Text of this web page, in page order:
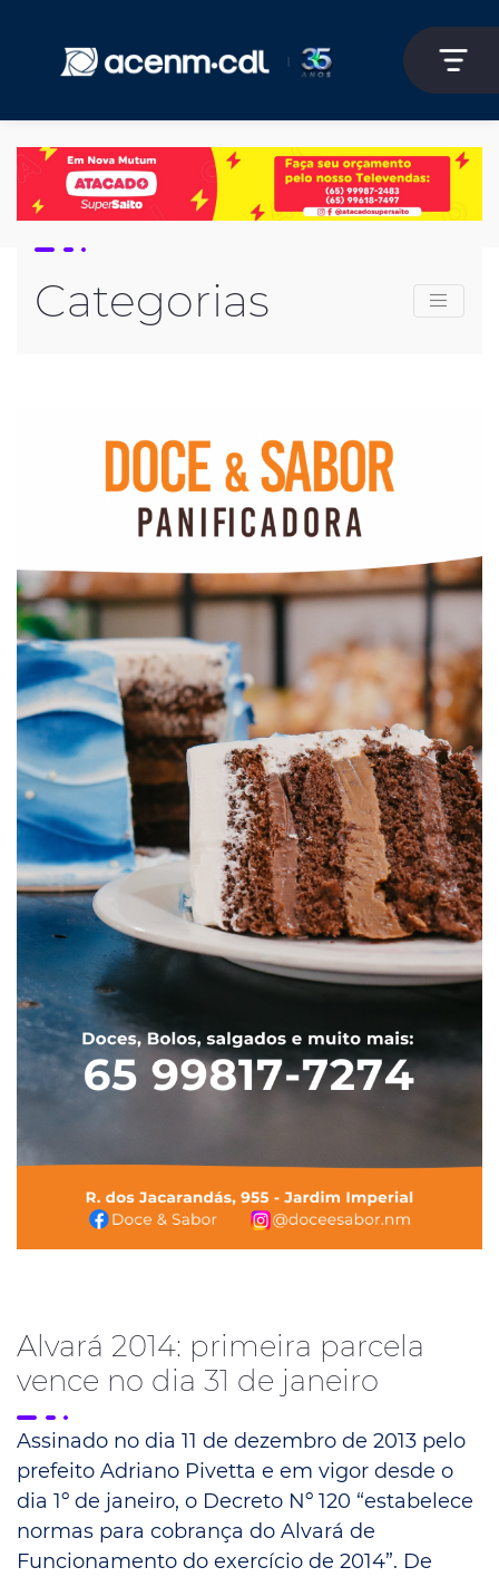
Alvará 2014: primeira parcela
vence no dia 31 de janeiro
Assinado no dia 11 de dezembro de 2013 pelo
prefeito Adriano Pivetta e em vigor desde o
dia 1º de janeiro, o Decreto Nº 120 “estabelece
normas para cobrança do Alvará de
Funcionamento do exercício de 2014”. De
Categorias